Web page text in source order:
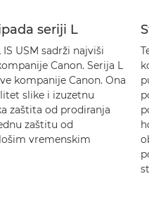
seriji L
USM sadrži najviši
Canon. Serija L
kompanije Canon. Ona
slike i izuzetnu
zaštita od prodiranja
zaštitu od
vremenskim